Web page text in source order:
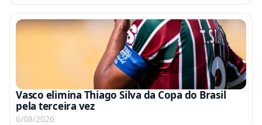
Vasco elimina Thiago Silva da Copa do Brasil
pela terceira vez
6/08/2026